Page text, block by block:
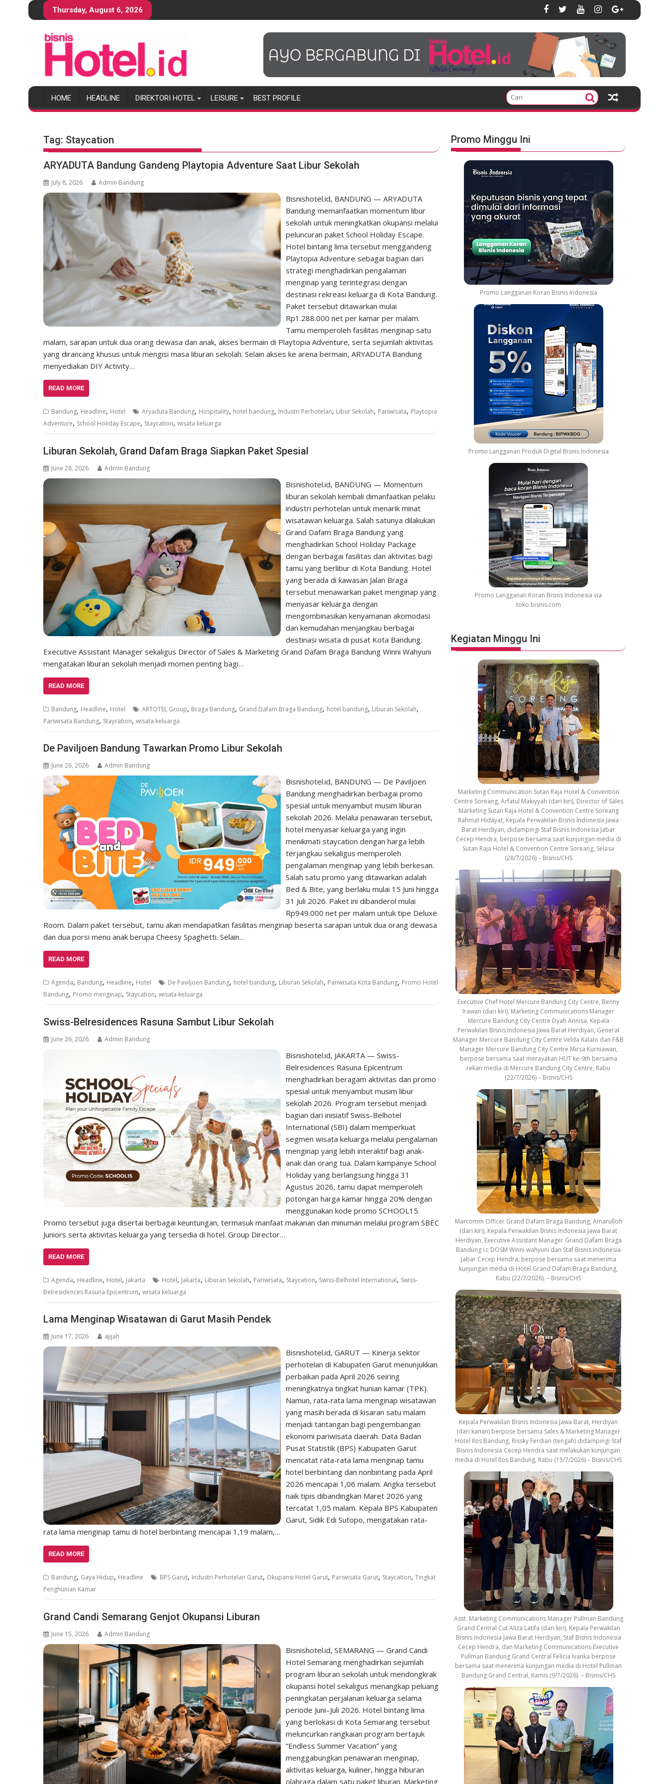
S
k
o
t
Thursday, August 6, 2026
HOME HEADLINE DIREKTORI HOTEL LEISURE BEST PROFILE
Tag: Staycation
ARYADUTA Bandung Gandeng Playtopia Adventure Saat Libur Sekolah
July 8, 2026 Admin Bandung
Bisnishotel.id, BANDUNG — ARYADUTA
Bandung memanfaatkan momentum libur
sekolah untuk meningkatkan okupansi melalui
peluncuran paket School Holiday Escape.
Hotel bintang lima tersebut menggandeng
Playtopia Adventure sebagai bagian dari
strategi menghadirkan pengalaman
menginap yang terintegrasi dengan
destinasi rekreasi keluarga di Kota Bandung.
Paket tersebut ditawarkan mulai
Rp1.288.000 net per kamar per malam.
Tamu memperoleh fasilitas menginap satu
malam, sarapan untuk dua orang dewasa dan anak, akses bermain di Playtopia Adventure, serta sejumlah aktivitas
yang dirancang khusus untuk mengisi masa liburan sekolah. Selain akses ke arena bermain, ARYADUTA Bandung
menyediakan DIY Activity…
READ MORE
Bandung, Headline, Hotel Aryaduta Bandung, Hospitality, hotel bandung, Industri Perhotelan, Libur Sekolah, Pariwisata, Playtopia
Adventure, School Holiday Escape, Staycation, wisata keluarga
Liburan Sekolah, Grand Dafam Braga Siapkan Paket Spesial
June 28, 2026 Admin Bandung
Bisnishotel.id, BANDUNG — Momentum
liburan sekolah kembali dimanfaatkan pelaku
industri perhotelan untuk menarik minat
wisatawan keluarga. Salah satunya dilakukan
Grand Dafam Braga Bandung yang
menghadirkan School Holiday Package
dengan berbagai fasilitas dan aktivitas bagi
tamu yang berlibur di Kota Bandung. Hotel
yang berada di kawasan Jalan Braga
tersebut menawarkan paket menginap yang
menyasar keluarga dengan
mengombinasikan kenyamanan akomodasi
dan kemudahan menjangkau berbagai
destinasi wisata di pusat Kota Bandung.
Executive Assistant Manager sekaligus Director of Sales & Marketing Grand Dafam Braga Bandung Winni Wahyuni
mengatakan liburan sekolah menjadi momen penting bagi…
READ MORE
Bandung, Headline, Hotel ARTOTEL Group, Braga Bandung, Grand Dafam Braga Bandung, hotel bandung, Liburan Sekolah,
Pariwisata Bandung, Staycation, wisata keluarga
De Paviljoen Bandung Tawarkan Promo Libur Sekolah
June 26, 2026 Admin Bandung
Bisnishotel.id, BANDUNG — De Paviljoen
Bandung menghadirkan berbagai promo
spesial untuk menyambut musim liburan
sekolah 2026. Melalui penawaran tersebut,
hotel menyasar keluarga yang ingin
menikmati staycation dengan harga lebih
terjangkau sekaligus memperoleh
pengalaman menginap yang lebih berkesan.
Salah satu promo yang ditawarkan adalah
Bed & Bite, yang berlaku mulai 15 Juni hingga
31 Juli 2026. Paket ini dibanderol mulai
Rp949.000 net per malam untuk tipe Deluxe
Room. Dalam paket tersebut, tamu akan mendapatkan fasilitas menginap beserta sarapan untuk dua orang dewasa
dan dua porsi menu anak berupa Cheesy Spaghetti. Selain…
READ MORE
Agenda, Bandung, Headline, Hotel De Paviljoen Bandung, hotel bandung, Liburan Sekolah, Pariwisata Kota Bandung, Promo Hotel
Bandung, Promo menginap, Staycation, wisata keluarga
Swiss-Belresidences Rasuna Sambut Libur Sekolah
June 26, 2026 Admin Bandung
Bisnishotel.id, JAKARTA — Swiss-
Belresidences Rasuna Epicentrum
menghadirkan beragam aktivitas dan promo
spesial untuk menyambut musim libur
sekolah 2026. Program tersebut menjadi
bagian dari inisiatif Swiss-Belhotel
International (SBI) dalam memperkuat
segmen wisata keluarga melalui pengalaman
menginap yang lebih interaktif bagi anak-
anak dan orang tua. Dalam kampanye School
Holiday yang berlangsung hingga 31
Agustus 2026, tamu dapat memperoleh
potongan harga kamar hingga 20% dengan
menggunakan kode promo SCHOOL15.
Promo tersebut juga disertai berbagai keuntungan, termasuk manfaat makanan dan minuman melalui program SBEC
Juniors serta aktivitas keluarga yang tersedia di hotel. Group Director…
READ MORE
Agenda, Headline, Hotel, Jakarta Hotel, Jakarta, Liburan Sekolah, Pariwisata, Staycation, Swiss-Belhotel International, Swiss-
Belresidences Rasuna Epicentrum, wisata keluarga
Lama Menginap Wisatawan di Garut Masih Pendek
June 17, 2026 ajijah
Bisnishotel.id, GARUT — Kinerja sektor
perhotelan di Kabupaten Garut menunjukkan
perbaikan pada April 2026 seiring
meningkatnya tingkat hunian kamar (TPK).
Namun, rata-rata lama menginap wisatawan
yang masih berada di kisaran satu malam
menjadi tantangan bagi pengembangan
ekonomi pariwisata daerah. Data Badan
Pusat Statistik (BPS) Kabupaten Garut
mencatat rata-rata lama menginap tamu
hotel berbintang dan nonbintang pada April
2026 mencapai 1,06 malam. Angka tersebut
naik tipis dibandingkan Maret 2026 yang
tercatat 1,05 malam. Kepala BPS Kabupaten
Garut, Sidik Edi Sutopo, mengatakan rata-
rata lama menginap tamu di hotel berbintang mencapai 1,19 malam,…
READ MORE
Bandung, Gaya Hidup, Headline BPS Garut, Industri Perhotelan Garut, Okupansi Hotel Garut, Pariwisata Garut, Staycation, Tingkat
Penghunian Kamar
Grand Candi Semarang Genjot Okupansi Liburan
June 15, 2026 Admin Bandung
Bisnishotel.id, SEMARANG — Grand Candi
Hotel Semarang menghadirkan sejumlah
program liburan sekolah untuk mendongkrak
okupansi hotel sekaligus menangkap peluang
peningkatan perjalanan keluarga selama
periode Juni–Juli 2026. Hotel bintang lima
yang berlokasi di Kota Semarang tersebut
meluncurkan rangkaian program bertajuk
“Endless Summer Vacation” yang
menggabungkan penawaran menginap,
aktivitas keluarga, kuliner, hingga hiburan
olahraga dalam satu paket liburan. Marketing
Promo Minggu Ini
Promo Langganan Koran Bisnis Indonesia
Promo Langganan Produk Digital Bisnis Indonesia
Promo Langganan Koran Bisnis Indonesia via
toko.bisnis.com
Kegiatan Minggu Ini
Marketing Communication Sutan Raja Hotel & Convention
Centre Soreang, Arfatul Makiyyah (dari kiri), Director of Sales
Marketing Sutan Raja Hotel & Convention Centre Soreang
Rahmat Hidayat, Kepala Perwakilan Bisnis Indonesia Jawa
Barat Herdiyan, didampingi Staf Bisnis Indonesia Jabar
Cecep Hendra, berpose bersama saat kunjungan media di
Sutan Raja Hotel & Convention Centre Soreang, Selasa
(28/7/2026) – Bisnis/CHS
Executive Chef Hotel Mercure Bandung City Centre, Benny
Irawan (dari kiri), Marketing Communications Manager
Mercure Bandung City Centre Dyah Annisa, Kepala
Perwakilan Bisnis Indonesia Jawa Barat Herdiyan, General
Manager Mercure Bandung City Centre Velda Kalalo dan F&B
Manager Mercure Bandung City Centre Mirsa Kurniawan,
berpose bersama saat merayakan HUT ke-9th bersama
rekan media di Mercure Bandung City Centre, Rabu
(22/7/2026) – Bisnis/CHS
Marcomm Officer Grand Dafam Braga Bandung, Amarulloh
(dari kiri), Kepala Perwakilan Bisnis Indonesia Jawa Barat
Herdiyan, Executive Assistant Manager Grand Dafam Braga
Bandung i.c DOSM Winni wahyuni dan Staf Bisnis Indonesia
Jabar Cecep Hendra, berpose bersama saat menerima
kunjungan media di Hotel Grand Dafam Braga Bandung,
Rabu (22/7/2026). – Bisnis/CHS
Kepala Perwakilan Bisnis Indonesia Jawa Barat, Herdiyan
(dari kanan) berpose bersama Sales & Marketing Manager
Hotel Ilos Bandung, Rissky Ferdian (tengah) didampingi Staf
Bisnis Indonesia Cecep Hendra saat melakukan kunjungan
media di Hotel Ilos Bandung, Rabu (15/7/2026) – Bisnis/CHS
Asst. Marketing Communications Manager Pullman Bandung
Grand Central Cut Aliza Latifa (dari kiri), Kepala Perwakilan
Bisnis Indonesia Jawa Barat Herdiyan, Staf Bisnis Indonesia
Cecep Hendra, dan Marketing Communications Executive
Pullman Bandung Grand Central Felicia Ivanka berpose
bersama saat menerima kunjungan media di Hotel Pullman
Bandung Grand Central, Kamis (9/7/2026). – Bisnis/CHS